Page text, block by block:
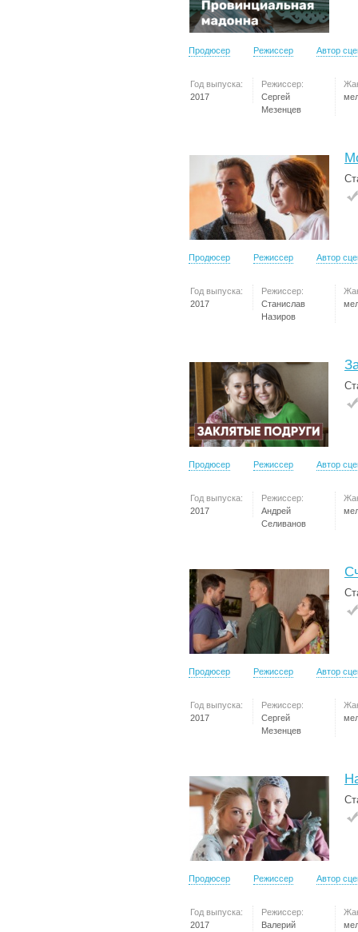
Продюсер Режиссер Автор
Год выпуска:
2017
Режиссер:
Сергей
Мезенцев
Продюсер Режиссер Автор
Год выпуска:
2017
Режиссер:
Станислав
Назиров
Продюсер Режиссер Автор
Год выпуска:
2017
Режиссер:
Андрей
Селиванов
Продюсер Режиссер Автор
Год выпуска:
2017
Режиссер:
Сергей
Мезенцев
Продюсер Режиссер Автор
Год выпуска:
2017
Режиссер:
Валерий